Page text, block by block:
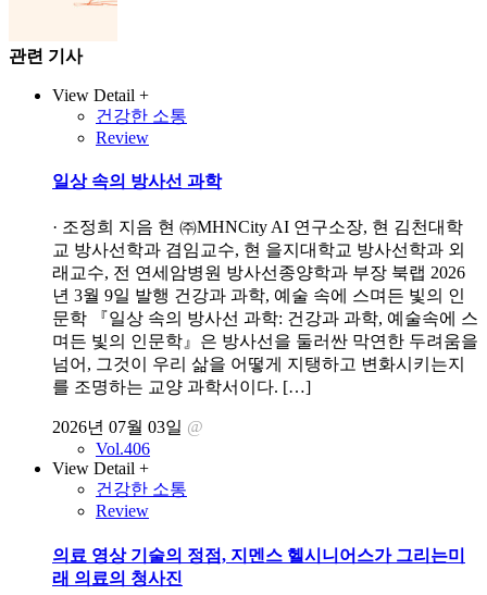
관련 기사
View Detail +
건강한 소통
Review
일상 속의 방사선 과학
· 조정희 지음 현 ㈜MHNCity AI 연구소장, 현 김천대학
교 방사선학과 겸임교수, 현 을지대학교 방사선학과 외
래교수, 전 연세암병원 방사선종양학과 부장 북랩 2026
년 3월 9일 발행 건강과 과학, 예술 속에 스며든 빛의 인
문학 『일상 속의 방사선 과학: 건강과 과학, 예술속에 스
며든 빛의 인문학』은 방사선을 둘러싼 막연한 두려움을
넘어, 그것이 우리 삶을 어떻게 지탱하고 변화시키는지
를 조명하는 교양 과학서이다. […]
2026년 07월 03일 @
Vol.406
View Detail +
건강한 소통
Review
의료 영상 기술의 정점, 지멘스 헬시니어스가 그리는미
래 의료의 청사진